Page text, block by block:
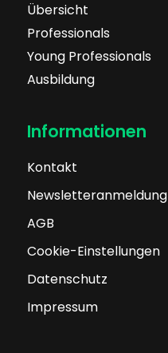
Übersicht
Professionals
Young Professionals
Ausbildung
Informationen
Kontakt
Newsletteranmeldung
AGB
Cookie-Einstellungen
Datenschutz
Impressum